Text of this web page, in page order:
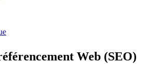
Web (SEO)